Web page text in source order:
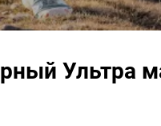
Ультра